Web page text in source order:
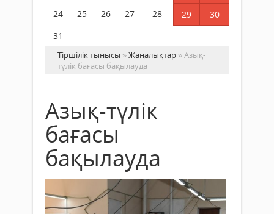
24
25 26 27 28 29
30
31
Тіршілік тынысы »Жаңалықтар » Азық-
түлік бағасы бақылауда
Азық-түлік
бағасы
бақылауда